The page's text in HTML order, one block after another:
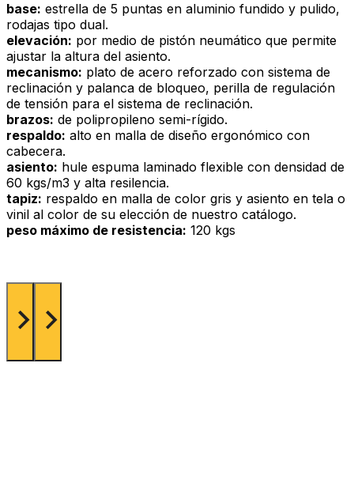
base: estrella de 5 puntas en aluminio fundido y pulido,
rodajas tipo dual.
elevación: por medio de pistón neumático que permite
ajustar la altura del asiento.
mecanismo: plato de acero reforzado con sistema de
reclinación y palanca de bloqueo, perilla de regulación
de tensión para el sistema de reclinación.
brazos: de polipropileno semi-rígido.
respaldo: alto en malla de diseño ergonómico con
cabecera.
asiento: hule espuma laminado flexible con densidad de
60 kgs/m3 y alta resilencia.
tapiz: respaldo en malla de color gris y asiento en tela o
vinil al color de su elección de nuestro catálogo.
peso máximo de resistencia: 120 kgs